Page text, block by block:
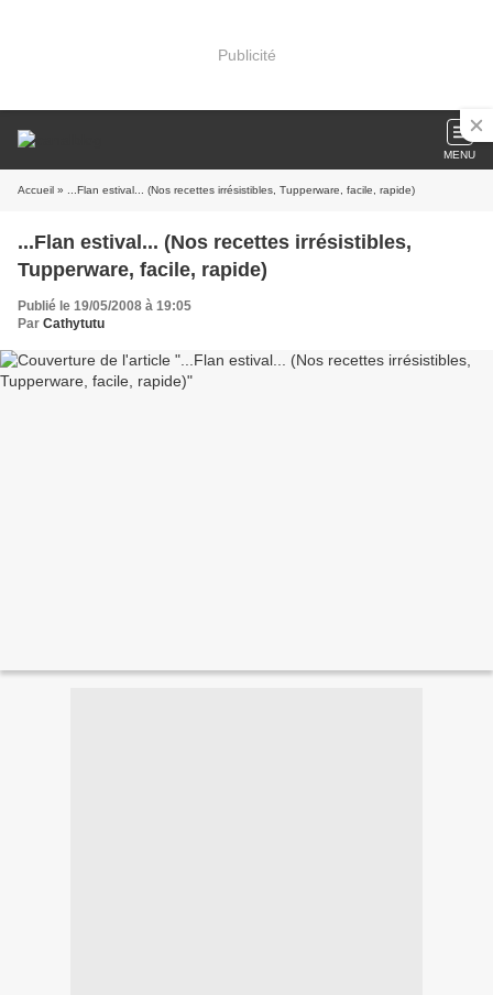
Publicité
MENU
Accueil » ...Flan estival... (Nos recettes irrésistibles, Tupperware, facile, rapide)
...Flan estival... (Nos recettes irrésistibles,
Tupperware, facile, rapide)
Publié le 19/05/2008 à 19:05
Par Cathytutu